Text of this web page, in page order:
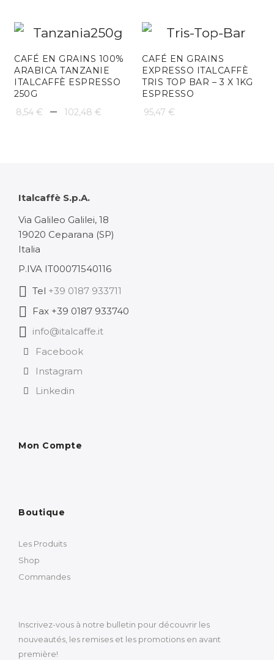
prix :
22,64 €
à
135,86 €
CAFÉ EN GRAINS 100%
ARABICA TANZANIE
ITALCAFFÈ ESPRESSO
250G
8,54 € – 102,48 €
102,48 €
CAFÉ EN GRAINS
EXPRESSO ITALCAFFÈ
TRIS TOP BAR – 3 X 1KG
ESPRESSO
95,47 €
Italcaffè S.p.A.
Via Galileo Galilei, 18
19020 Ceparana (SP)
Italia
P.IVA IT00071540116
Tel +39 0187 933711
Fax +39 0187 933740
info@italcaffe.it
Facebook
Instagram
Linkedin
Mon Compte
Boutique
Les Produits
Shop
Commandes
Inscrivez-vous à notre bulletin pour découvrir les
nouveautés, les remises et les promotions en avant
première!